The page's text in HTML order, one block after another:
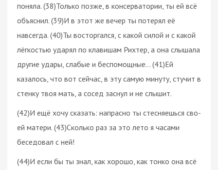
поняла. (38)Только позже, в консерватории, ты ей всё
объяснил. (39)И в этот же вечер ты потерял её
навсегда. (40)Ты восторгался, с какой силой и с какой
лёгкостью ударял по клавишам Рихтер, а она слышала
другие удары, слабые и беспомощные… (41)Ей
казалось, что вот сейчас, в эту самую минуту, стучит в
стенку твоя мать, а сосед заснул и не слышит.
(42)И ещё хочу сказать: напрасно ты стесняешься сво-
ей матери. (43)Сколько раз за это лето я часами
беседовал с ней!
(44)И если бы ты знал, как хорошо, как тонко она всё